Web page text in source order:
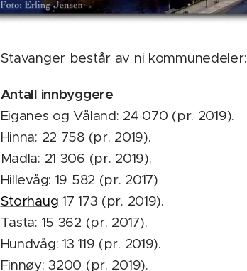
Stavanger består av ni kommunedeler:
Antall innbyggere
Eiganes og Våland: 24 070 (pr. 2019).
Hinna: 22 758 (pr. 2019).
Madla: 21 306 (pr. 2019).
Hillevåg: 19 582 (pr. 2017)
Storhaug 17 173 (pr. 2019).
Tasta: 15 362 (pr. 2017).
Hundvåg: 13 119 (pr. 2019).
Finnøy: 3200 (pr. 2019).